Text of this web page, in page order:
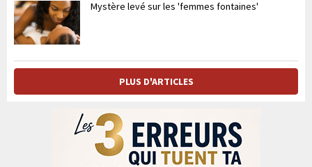
Mystère levé sur les 'femmes fontaines'
PLUS D'ARTICLES